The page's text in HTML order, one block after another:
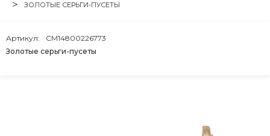
ЗОЛОТЫЕ СЕРЬГИ-ПУСЕТЫ
Золотые серьги-пусеты
Артикул: CM14800226773